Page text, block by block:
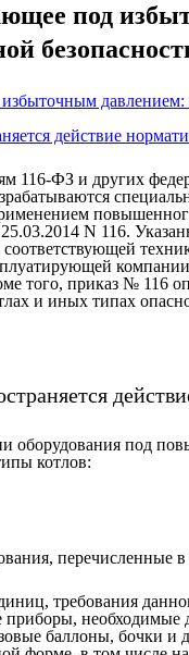
под
действие
116-ФЗ и других
N 116.
того, приказ № 116
и иных типах
оборудования под
котлов:
перечисленные
требования
приборы, необходимые
баллоны, бочки и